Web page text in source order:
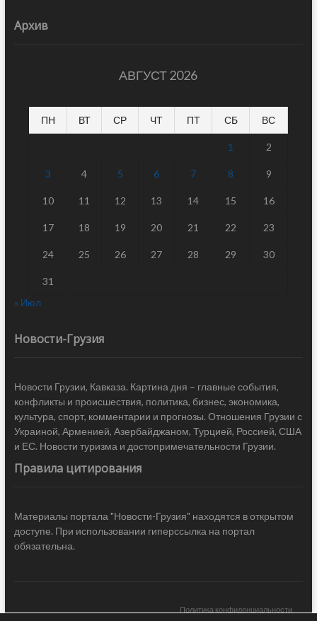
Архив
АВГУСТ 2026
ПН ВТ СР ЧТ ПТ СБ ВС
1 2
3 4 5 6 7 8 9
10 11 12 13 14 15 16
17 18 19 20 21 22 23
24 25 26 27 28 29 30
31
« Июл
Новости-Грузия
Новости Грузии, Кавказа. Картина дня – главные события,
конфликты и происшествия, политика, бизнес, экономика,
культура, спорт, комментарии и прогнозы. Отношения Грузии с
Украиной, Арменией, Азербайджаном, Турцией, Россией, США
и ЕС. Новости туризма и достопримечательности Грузии.
Правила цитирования
Материалы портала "Новости-Грузия" находятся в открытом
доступе. При использовании гиперссылка на портал
обязательна.
Политика конфиденциальности